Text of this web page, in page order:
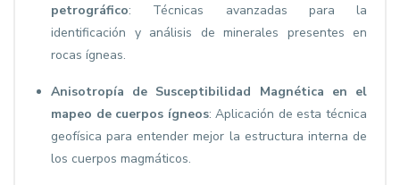
petrográfico: Técnicas avanzadas para la
identificación y análisis de minerales presentes en
rocas ígneas.
Anisotropía de Susceptibilidad Magnética en el
mapeo de cuerpos ígneos: Aplicación de esta técnica
geofísica para entender mejor la estructura interna de
los cuerpos magmáticos.